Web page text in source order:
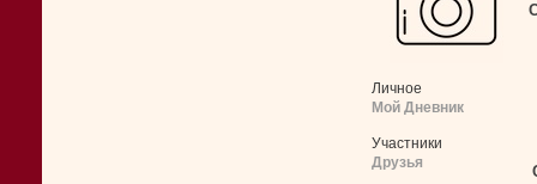
Личное
Мой Дневник
Участники
Друзья